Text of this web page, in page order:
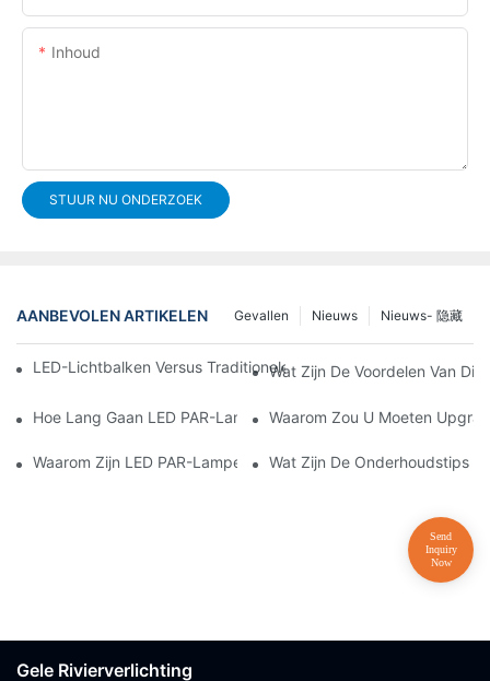
Inhoud
STUUR NU ONDERZOEK
AANBEVOLEN ARTIKELEN Nieuws- 隐藏
Nieuws
Gevallen
LED-Lichtbalken Versus Traditionele Podiumverlichting: Voor-
Wat Zijn De Voordelen Van
Hoe Lang Gaan LED PAR-Lampen Mee?Waarom Zou U Moeten
Waarom Zijn LED PAR-Lampen Perfect Voor Kunstgalerieën En
Wat Zijn De Onderhoudstips
Gele Rivierverlichting